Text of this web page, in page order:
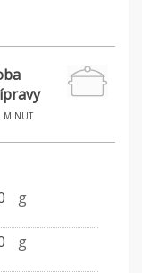
minut
g
g